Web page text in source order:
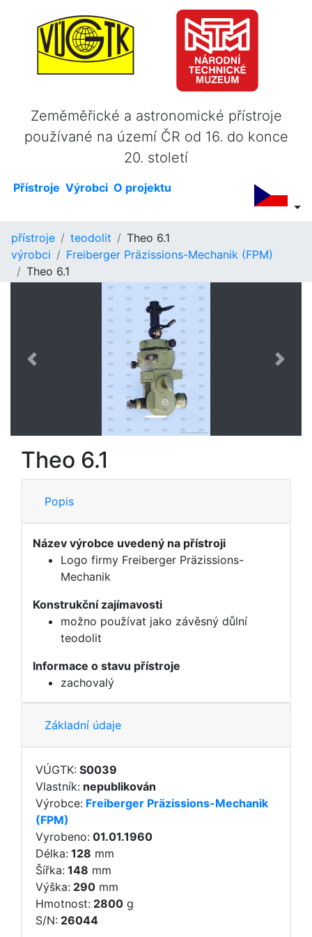
Zeměměřické a astronomické přístroje
používané na území ČR od 16. do konce
20. století
Přístroje Výrobci O projektu
přístroje teodolit
Theo 6.1
výrobci
Freiberger Präzissions-Mechanik (FPM)
Theo 6.1
Předchozí Další
Theo 6.1
Popis
Název výrobce uvedený na přístroji
Logo firmy Freiberger Präzissions-
Mechanik
Konstrukční zajímavosti
možno používat jako závěsný důlní
teodolit
Informace o stavu přístroje
zachovalý
Základní údaje
VÚGTK: S0039
Vlastník: nepublikován
Výrobce: Freiberger Präzissions-Mechanik
(FPM)
Vyrobeno: 01.01.1960
Délka: 128 mm
Šířka: 148 mm
Výška: 290 mm
Hmotnost: 2800 g
S/N: 26044